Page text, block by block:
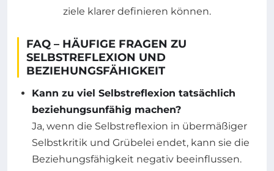
FAQ – HÄUFIGE FRAGEN ZU
SELBSTREFLEXION UND
BEZIEHUNGSFÄHIGKEIT
Kann zu viel Selbstreflexion tatsächlich
beziehungsunfähig machen?
Ja, wenn die Selbstreflexion in übermäßiger
Selbstkritik und Grübelei endet, kann sie die
Beziehungsfähigkeit negativ beeinflussen.